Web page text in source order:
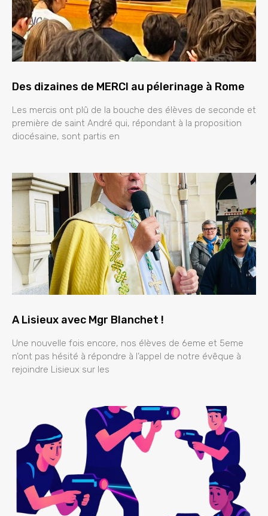
Des dizaines de MERCI au pélerinage à Rome
Les mercis ont plû de la bouche des élèves de seconde et
première de saint André qui, répondant à la proposition
diocésaine, sont partis en
A Lisieux avec Mgr Blanchet !
Une nouvelle fois encore, nos élèves de 6eme et 5eme
n’ont pas hésité à répondre à l’appel de notre évêque à
rejoindre Lisieux sur les